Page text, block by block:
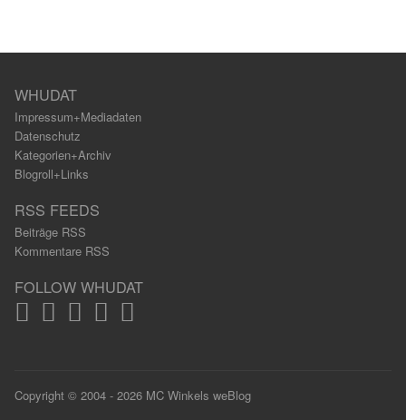
WHUDAT
Impressum+Mediadaten
Datenschutz
Kategorien+Archiv
Blogroll+Links
RSS FEEDS
Beiträge RSS
Kommentare RSS
FOLLOW WHUDAT
Copyright © 2004 - 2026 MC Winkels weBlog